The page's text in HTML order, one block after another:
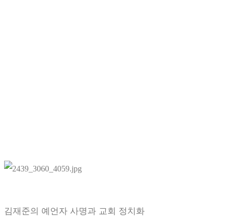
김재준의 예언자 사명과 교회 정치화